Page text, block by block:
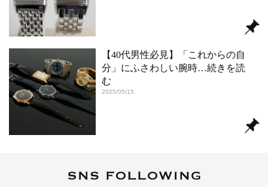
【40代男性必見】「これからの自
分」にふさわしい腕時…続きを読
む
2025/05/15